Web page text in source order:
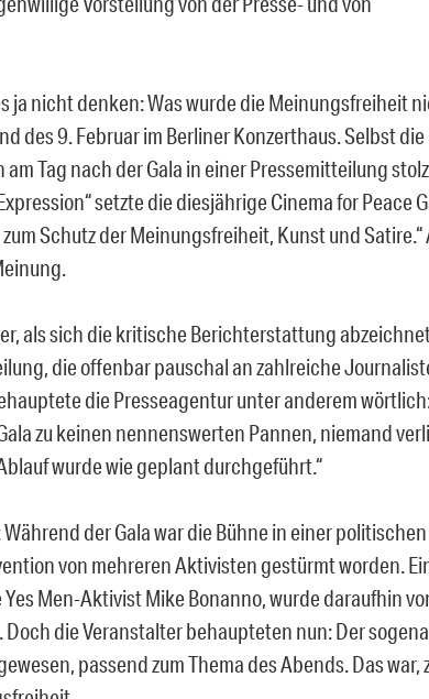
ja nicht denken: Was wurde die Meinungsfreiheit
des 9. Februar im Berliner Konzerthaus. Selbst die
Tag nach der Gala in einer Pressemitteilung
setzte die diesjährige Cinema for Peace
Schutz der Meinungsfreiheit, Kunst und Satire.“
als sich die kritische Berichterstattung
die offenbar pauschal an zahlreiche
die Presseagentur unter anderem wörtlich:
zu keinen nennenswerten Pannen, niemand
wurde wie geplant durchgeführt.“
der Gala war die Bühne in einer politischen
von mehreren Aktivisten gestürmt worden.
Men-Aktivist Mike Bonanno, wurde daraufhin
die Veranstalter behaupteten nun: Der
passend zum Thema des Abends. Das war,